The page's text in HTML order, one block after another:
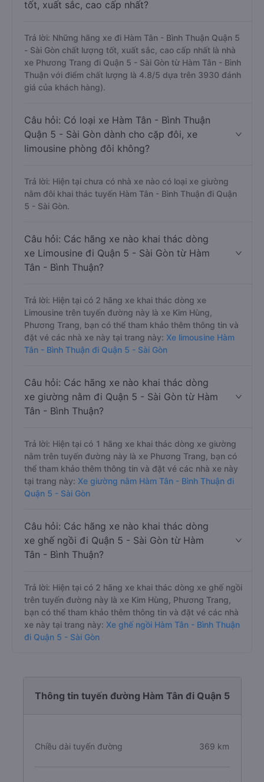
tốt, xuất sắc, cao cấp nhất?
Trả lời: Những hãng xe đi Hàm Tân - Bình Thuận Quận 5
- Sài Gòn chất lượng tốt, xuất sắc, cao cấp nhất là nhà
xe Phương Trang đi Quận 5 - Sài Gòn từ Hàm Tân - Bình
Thuận với điểm chất lượng là 4.8/5 dựa trên 3930 đánh
giá của khách hàng).
Câu hỏi: Có loại xe Hàm Tân - Bình Thuận
Quận 5 - Sài Gòn dành cho cặp đôi, xe
limousine phòng đôi không?
Trả lời: Hiện tại chưa có nhà xe nào có loại xe giường
nằm đôi khai thác tuyến Hàm Tân - Bình Thuận đi Quận
5 - Sài Gòn.
Câu hỏi: Các hãng xe nào khai thác dòng
xe Limousine đi Quận 5 - Sài Gòn từ Hàm
Tân - Bình Thuận?
Trả lời: Hiện tại có 2 hãng xe khai thác dòng xe
Limousine trên tuyến đường này là xe Kim Hùng,
Phương Trang, bạn có thể tham khảo thêm thông tin và
đặt vé các nhà xe này tại trang này: Xe limousine Hàm
Tân - Bình Thuận đi Quận 5 - Sài Gòn
Câu hỏi: Các hãng xe nào khai thác dòng
xe giường nằm đi Quận 5 - Sài Gòn từ Hàm
Tân - Bình Thuận?
Trả lời: Hiện tại có 1 hãng xe khai thác dòng xe giường
nằm trên tuyến đường này là xe Phương Trang, bạn có
thể tham khảo thêm thông tin và đặt vé các nhà xe này
tại trang này: Xe giường nằm Hàm Tân - Bình Thuận đi
Quận 5 - Sài Gòn
Câu hỏi: Các hãng xe nào khai thác dòng
xe ghế ngồi đi Quận 5 - Sài Gòn từ Hàm
Tân - Bình Thuận?
Trả lời: Hiện tại có 2 hãng xe khai thác dòng xe ghế ngồi
trên tuyến đường này là xe Kim Hùng, Phương Trang,
bạn có thể tham khảo thêm thông tin và đặt vé các nhà
xe này tại trang này: Xe ghế ngồi Hàm Tân - Bình Thuận
đi Quận 5 - Sài Gòn
Thông tin tuyến đường Hàm Tân đi Quận 5
Chiều dài tuyến đường 369 km